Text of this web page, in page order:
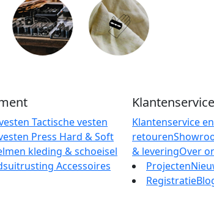
Tactische vesten
Press Hard & Soft
kleding & schoeisel
Accessoires
Klantenservice
Klantenservice en
retouren
& leveringOver
Projecten
Registratie